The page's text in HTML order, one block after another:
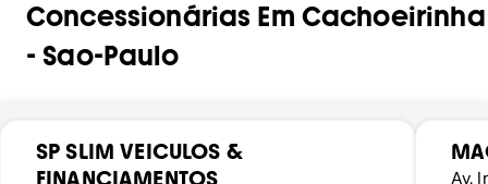
Concessionárias Em Cachoeirinha
- Sao-Paulo
SP SLIM VEICULOS &
Av.